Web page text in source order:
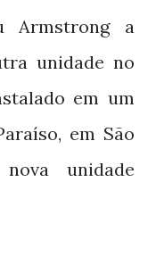
Armstrong a
unidade no
em um
em São
unidade